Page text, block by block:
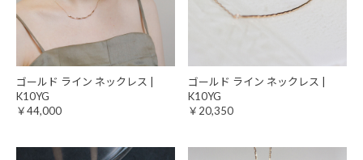
ゴールド ライン ネックレス |
K10YG
￥44,000
ゴールド ライン ネックレス |
K10YG
￥20,350